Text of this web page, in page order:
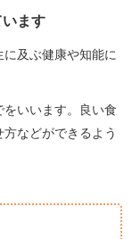
います
及ぶ健康や知能に
いいます。良い食
などができるよう